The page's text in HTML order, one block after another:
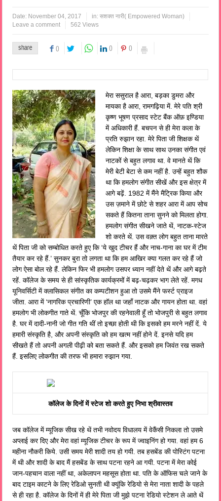
Date: November 04, 2017 in:सशक्त नारी( Empowered Woman)
Leave a comment
562 Views
share 0 0 0
मेरा ससुराल है आरा, बड़का डुमरा और
मायका है आरा, रामगढ़िया में. मेरे पति श्री
कृष्ण भूषण प्रसाद स्टेट बैंक ऑफ़ इण्डिया
में अधिकारी हैं. बचपन से ही मेरा कला के
प्रति रुझान रहा. मेरे पिता जी शिक्षक थें
लेकिन शिक्षा के साथ साथ उनका संगीत एवं
नाटकों से बहुत लगाव था. वे मानते थें कि
मेरी बेटी बेटा से कम नहीं है. उन्हें बहुत शौक
था कि हमलोग संगीत सीखें और इस क्षेत्र में
आगे बढ़ें. 1982 में मैंने मैट्रिक किया और
उस ज़माने में छोटे से शहर आरा में आप सोच
सकते हैं कितना ताना सुनने को मिलता होगा.
हमलोग संगीत सीखने जाते थें, नाटक-स्टेज
शो करते थें. उस वक़्त लोग बहुत ताना मारते
थें पिता जी को सम्बोधित करते हुए कि ‘ये खुद टीचर हैं और नाच-गाना का घर में टीम
तैयार कर रहे हैं.’ सुनकर बुरा तो लगता था कि हम आखिर क्या गलत कर रहे हैं जो
लोग ऐसा बोल रहे हैं. लेकिन फिर भी हमलोग उसपर ध्यान नहीं देते थें और आगे बढ़ते
रहें. कॉलेज के समय से ही सांस्कृतिक कार्यक्रमों में बढ़-चढ़कर भाग लेते रहें. मगध
यूनिवर्सिटी में क्लासिकल संगीत का कम्पटीशन हुआ तो उसमे मैंने फर्स्ट प्राइज
जीता. आरा में ‘नागरिक प्रचारिणी’ एक हॉल था जहाँ नाटक और गायन होता था. वहां
हमलोग भी लोकगीत गाते थें. चूँकि भोजपुर की रहनेवाली हूँ तो भोजपुरी से बहुत लगाव
है. घर में दादी-नानी जो गीत गति थीं तो इच्छा होती थी कि इसको हम मरने नहीं दें. ये
हमारी संस्कृति है, और अपनी संस्कृति को हम खत्म नहीं होने दें. इनसे यदि हम
सीखते हैं तो अपनी अगली पीढ़ी को बता सकते हैं. और इसको हम जिवंत रख सकते
हैं. इसलिए लोकगीत की तरफ भी हमारा रुझान गया.
कॉलेज के दिनों में स्टेज शो करते हुए निभा श्रीवास्तव
जब कॉलेज में म्यूजिक सीख रहे थें तभी नवोदय विधालय में वेकैंसी निकला तो उसमे
अप्लाई कर दिए और मेरा वहां म्यूजिक टीचर के रूप में ज्वाइनिंग हो गया. वहां हम 6
महीना नौकरी किये. उसी समय मेरी शादी तय हो गयी. तब हसबेंड की पोस्टिंग पटना
में थी और शादी के बाद मैं हसबेंड के साथ पटना रहने आ गयी. पटना में मेरा कोई
जान-पहचान वाला नहीं था, अकेलापन महसूस होता था. पति के ऑफिस चले जाने के
बाद टाइम काटने के लिए रेडिओ सुनती थी क्यूंकि रेडियो से मेरा नाता शादी के पहले
से ही रहा है. कॉलेज के दिनों में ही मेरे पिता जी मुझे पटना रेडियो स्टेशन ले आते थें